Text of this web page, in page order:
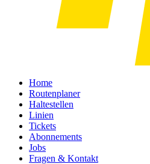
Home
Routenplaner
Haltestellen
Linien
Tickets
Abonnements
Jobs
Fragen & Kontakt